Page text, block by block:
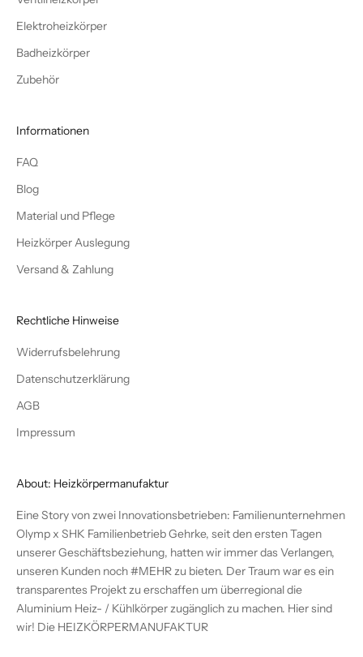
Elektroheizkörper
Badheizkörper
Zubehör
Informationen
FAQ
Blog
Material und Pflege
Heizkörper Auslegung
Versand & Zahlung
Rechtliche Hinweise
Widerrufsbelehrung
Datenschutzerklärung
AGB
Impressum
About: Heizkörpermanufaktur
Eine Story von zwei Innovationsbetrieben: Familienunternehmen
Olymp x SHK Familienbetrieb Gehrke, seit den ersten Tagen
unserer Geschäftsbeziehung, hatten wir immer das Verlangen,
unseren Kunden noch #MEHR zu bieten. Der Traum war es ein
transparentes Projekt zu erschaffen um überregional die
Aluminium Heiz- / Kühlkörper zugänglich zu machen. Hier sind
wir! Die HEIZKÖRPERMANUFAKTUR